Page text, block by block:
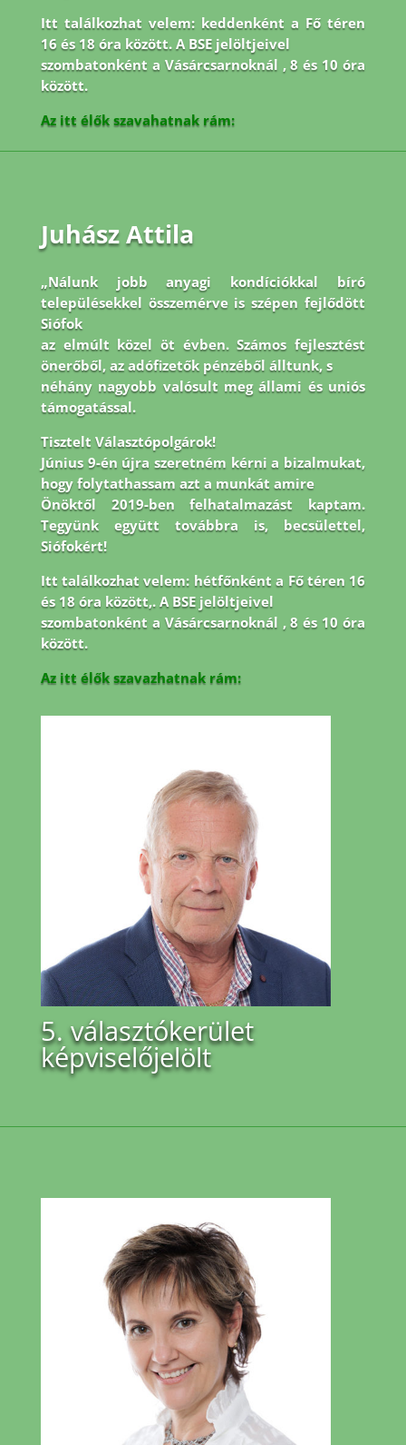
Itt találkozhat velem: keddenként a Fő téren
16 és 18 óra között. A BSE jelöltjeivel
szombatonként a Vásárcsarnoknál , 8 és 10 óra
között.
Az itt élők szavahatnak rám:
Juhász Attila
„Nálunk jobb anyagi kondíciókkal bíró
településekkel összemérve is szépen fejlődött
Siófok
az elmúlt közel öt évben. Számos fejlesztést
önerőből, az adófizetők pénzéből álltunk, s
néhány nagyobb valósult meg állami és uniós
támogatással.
Tisztelt Választópolgárok!
Június 9-én újra szeretném kérni a bizalmukat,
hogy folytathassam azt a munkát amire
Önöktől 2019-ben felhatalmazást kaptam.
Tegyünk együtt továbbra is, becsülettel,
Siófokért!
Itt találkozhat velem: hétfőnként a Fő téren 16
és 18 óra között,. A BSE jelöltjeivel
szombatonként a Vásárcsarnoknál , 8 és 10 óra
között.
Az itt élők szavazhatnak rám:
5. választókerület
képviselőjelölt